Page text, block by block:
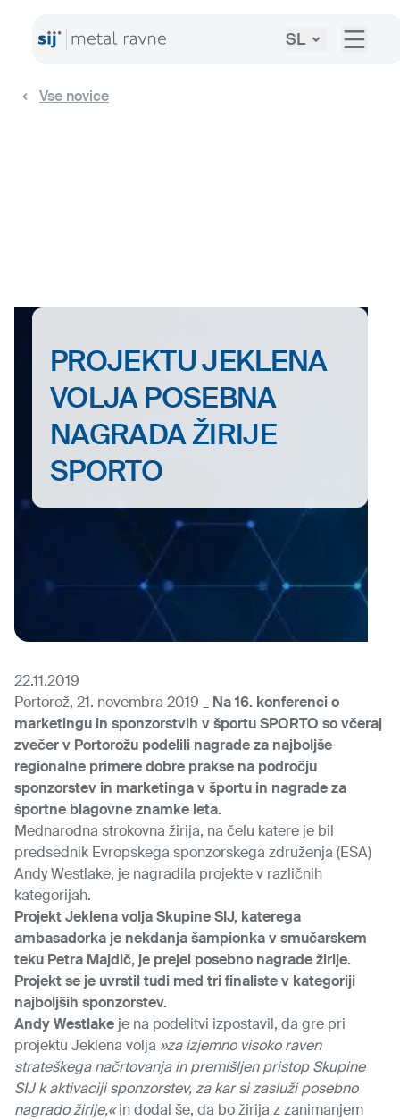
SL
Vse novice
PROJEKTU JEKLENA
VOLJA POSEBNA
NAGRADA ŽIRIJE
SPORTO
22.11.2019
Portorož, 21. novembra 2019 _ Na 16. konferenci o
marketingu in sponzorstvih v športu SPORTO so včeraj
zvečer v Portorožu podelili nagrade za najboljše
regionalne primere dobre prakse na področju
sponzorstev in marketinga v športu in nagrade za
športne blagovne znamke leta.
Mednarodna strokovna žirija, na čelu katere je bil
predsednik Evropskega sponzorskega združenja (ESA)
Andy Westlake, je nagradila projekte v različnih
kategorijah.
Projekt Jeklena volja Skupine SIJ, katerega
ambasadorka je nekdanja šampionka v smučarskem
teku Petra Majdič, je prejel posebno nagrade žirije.
Projekt se je uvrstil tudi med tri finaliste v kategoriji
najboljših sponzorstev.
Andy Westlake je na podelitvi izpostavil, da gre pri
projektu Jeklena volja »za izjemno visoko raven
strateškega načrtovanja in premišljen pristop Skupine
SIJ k aktivaciji sponzorstev, za kar si zasluži posebno
nagrado žirije,«in dodal še, da bo žirija z zanimanjem